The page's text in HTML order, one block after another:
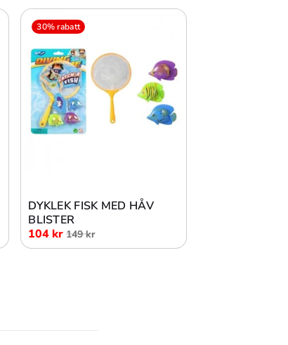
30% rabatt
DYKLEK FISK MED HÅV
BLISTER
104 kr 149 kr